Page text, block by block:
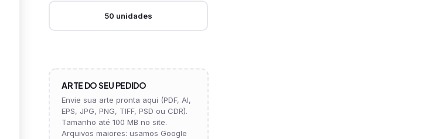
50 unidades
ARTE DO SEU PEDIDO
Envie sua arte pronta aqui (PDF, AI,
EPS, JPG, PNG, TIFF, PSD ou CDR).
Tamanho até 100 MB no site.
Arquivos maiores: usamos Google